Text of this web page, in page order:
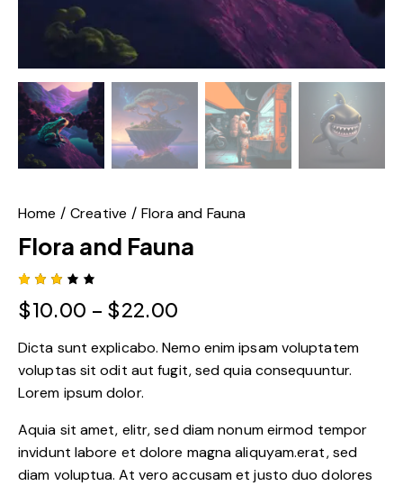
Home Creative Flora and Fauna
Flora and Fauna
Rated
3.00
out
base
1
cust
omer
ratin
$10.00 – $22.00
Dicta sunt explicabo. Nemo enim ipsam voluptatem
voluptas sit odit aut fugit, sed quia consequuntur.
Lorem ipsum dolor.
Aquia sit amet, elitr, sed diam nonum eirmod tempor
invidunt labore et dolore magna aliquyam.erat, sed
diam voluptua. At vero accusam et justo duo dolores